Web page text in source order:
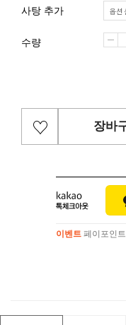
사탕 추가
수량
장바
이벤트 페이포인